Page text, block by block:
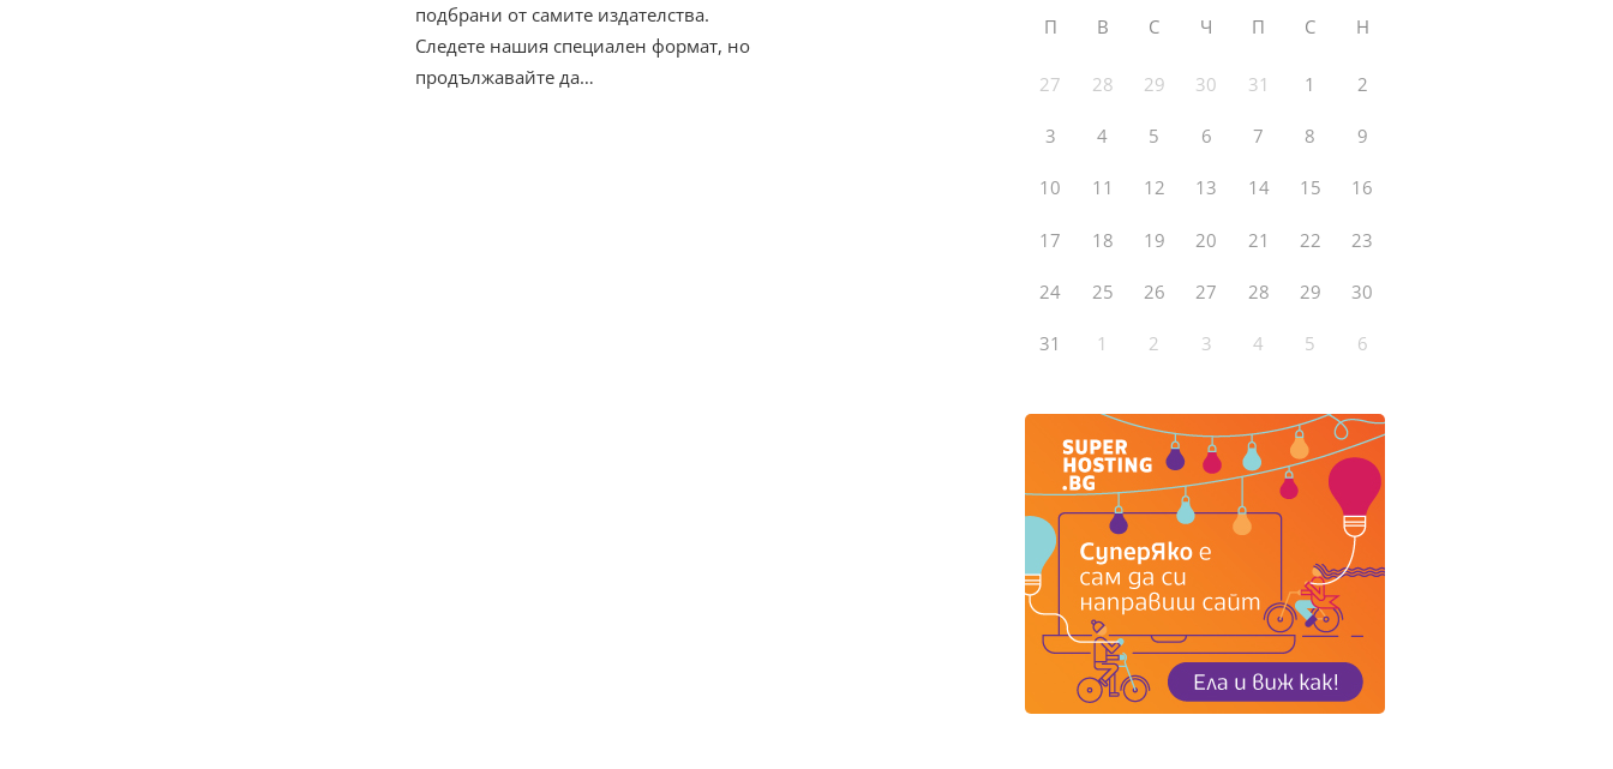
подбрани от самите издателства.
Следете нашия специален формат, но
продължавайте да…
П В С Ч П С Н
27 28 29 30 31 1 2
3 4 5 6 7 8 9
10 11 12 13 14 15 16
17 18 19 20 21 22 23
24 25 26 27 28 29 30
31 1 2 3 4 5 6